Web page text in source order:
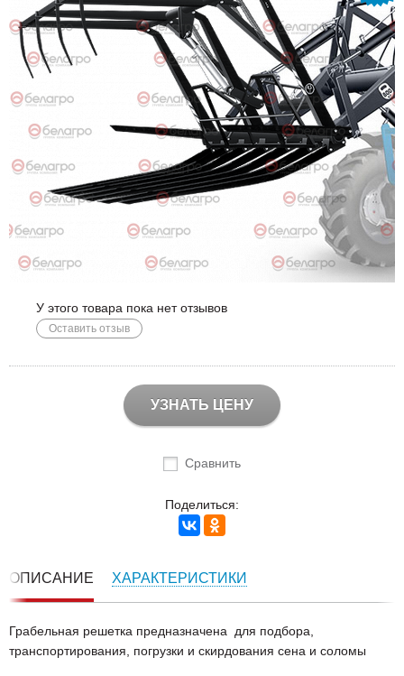
У этого товара пока нет отзывов
Оставить отзыв
УЗНАТЬ ЦЕНУ
Сравнить
Поделиться:
ОПИСАНИЕ ХАРАКТЕРИСТИКИ
Грабельная решетка предназначена для подбора,
транспортирования, погрузки и скирдования сена и соломы